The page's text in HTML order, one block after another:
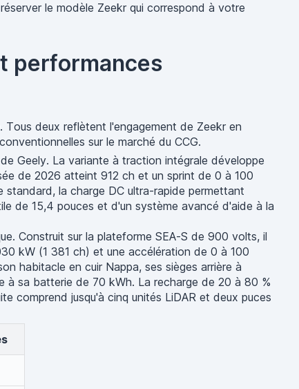
le modèle Zeekr qui correspond à votre
performances
deux reflètent l'engagement de Zeekr en
sur le marché du CCG.
Geely. La variante à traction intégrale développe
de 2026 atteint 912 ch et un sprint de 0 à 100
la charge DC ultra-rapide permettant
de 15,4 pouces et d'un système avancé d'aide à la
Construit sur la plateforme SEA-S de 900 volts, il
kW (1 381 ch) et une accélération de 0 à 100
habitacle en cuir Nappa, ses sièges arrière à
à sa batterie de 70 kWh. La recharge de 20 à 80 %
comprend jusqu'à cinq unités LiDAR et deux puces